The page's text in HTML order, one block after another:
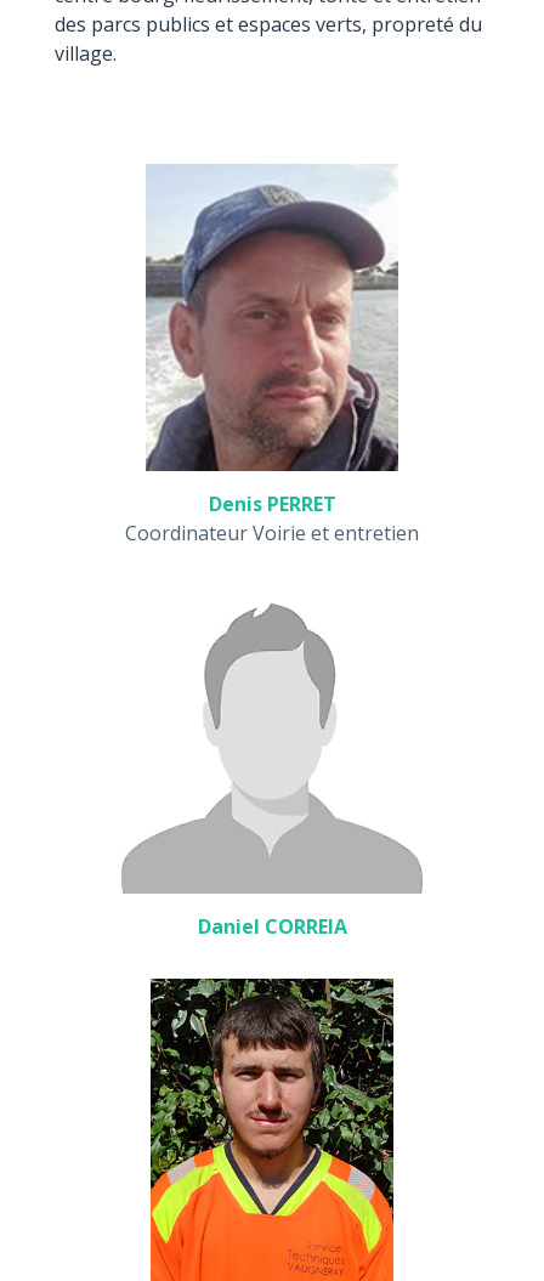
des parcs publics et espaces verts, propreté du
village.
Denis PERRET
Coordinateur Voirie et entretien
Daniel CORREIA